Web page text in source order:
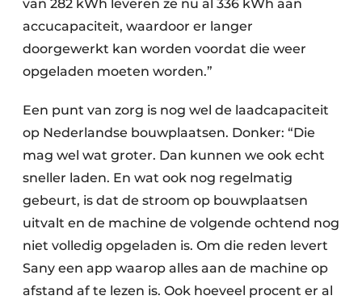
van 282 kWh leveren ze nu al 336 kWh aan
accucapaciteit, waardoor er langer
doorgewerkt kan worden voordat die weer
opgeladen moeten worden.”
Een punt van zorg is nog wel de laadcapaciteit
op Nederlandse bouwplaatsen. Donker: “Die
mag wel wat groter. Dan kunnen we ook echt
sneller laden. En wat ook nog regelmatig
gebeurt, is dat de stroom op bouwplaatsen
uitvalt en de machine de volgende ochtend nog
niet volledig opgeladen is. Om die reden levert
Sany een app waarop alles aan de machine op
afstand af te lezen is. Ook hoeveel procent er al